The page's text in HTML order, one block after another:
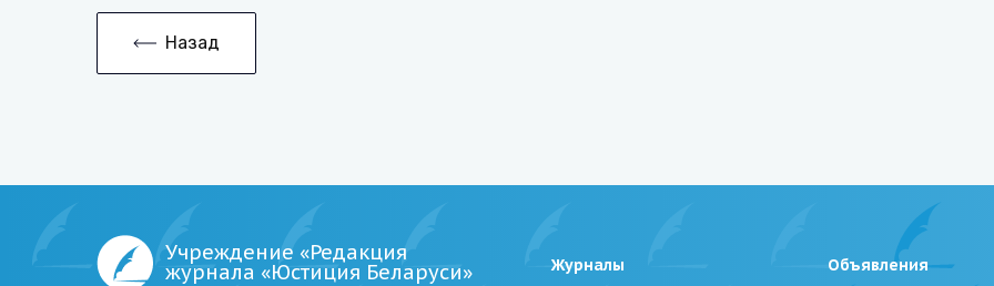
Назад
Учреждение «Редакция
журнала «Юстиция Беларуси» Журналы Объявления